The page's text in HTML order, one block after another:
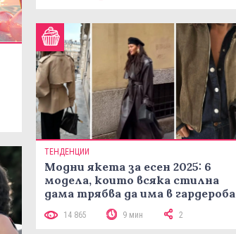
ТЕНДЕНЦИИ
Модни якета за есен 2025: 6
модела, които всяка стилна
дама трябва да има в гардероба
14 865 9 мин 2